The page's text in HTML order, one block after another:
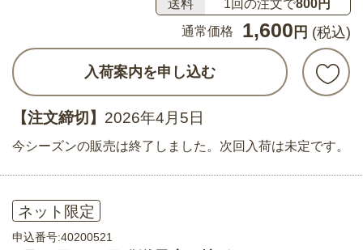
送料 1回の注文で800円
通常価格
1,600 円 (税込)
入荷案内を申し込む
【注文締切】 2026年4月5日
今シーズンの販売は終了しました。次回入荷は未定です。
ネット限定
申込番号:40200521